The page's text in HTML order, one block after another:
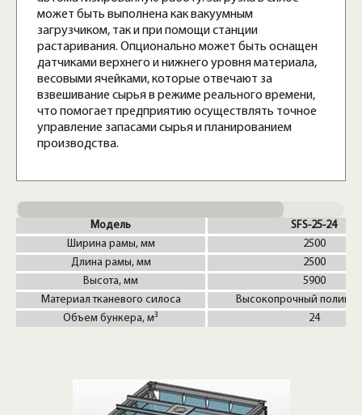
может быть выполнена как вакуумным
загрузчиком, так и при помощи станции
растаривания. Опционально может быть оснащен
датчиками верхнего и нижнего уровня материала,
весовыми ячейками, которые отвечают за
взвешивание сырья в режиме реального времени,
что помогает предприятию осуществлять точное
управление запасами сырья и планированием
производства.
Модель
SFS-25-24
Ширина рамы, мм
2500
Длина рамы, мм
2500
Высота, мм
5900
Материал тканевого силоса
Высокопрочный
Объем бункера, м3 24